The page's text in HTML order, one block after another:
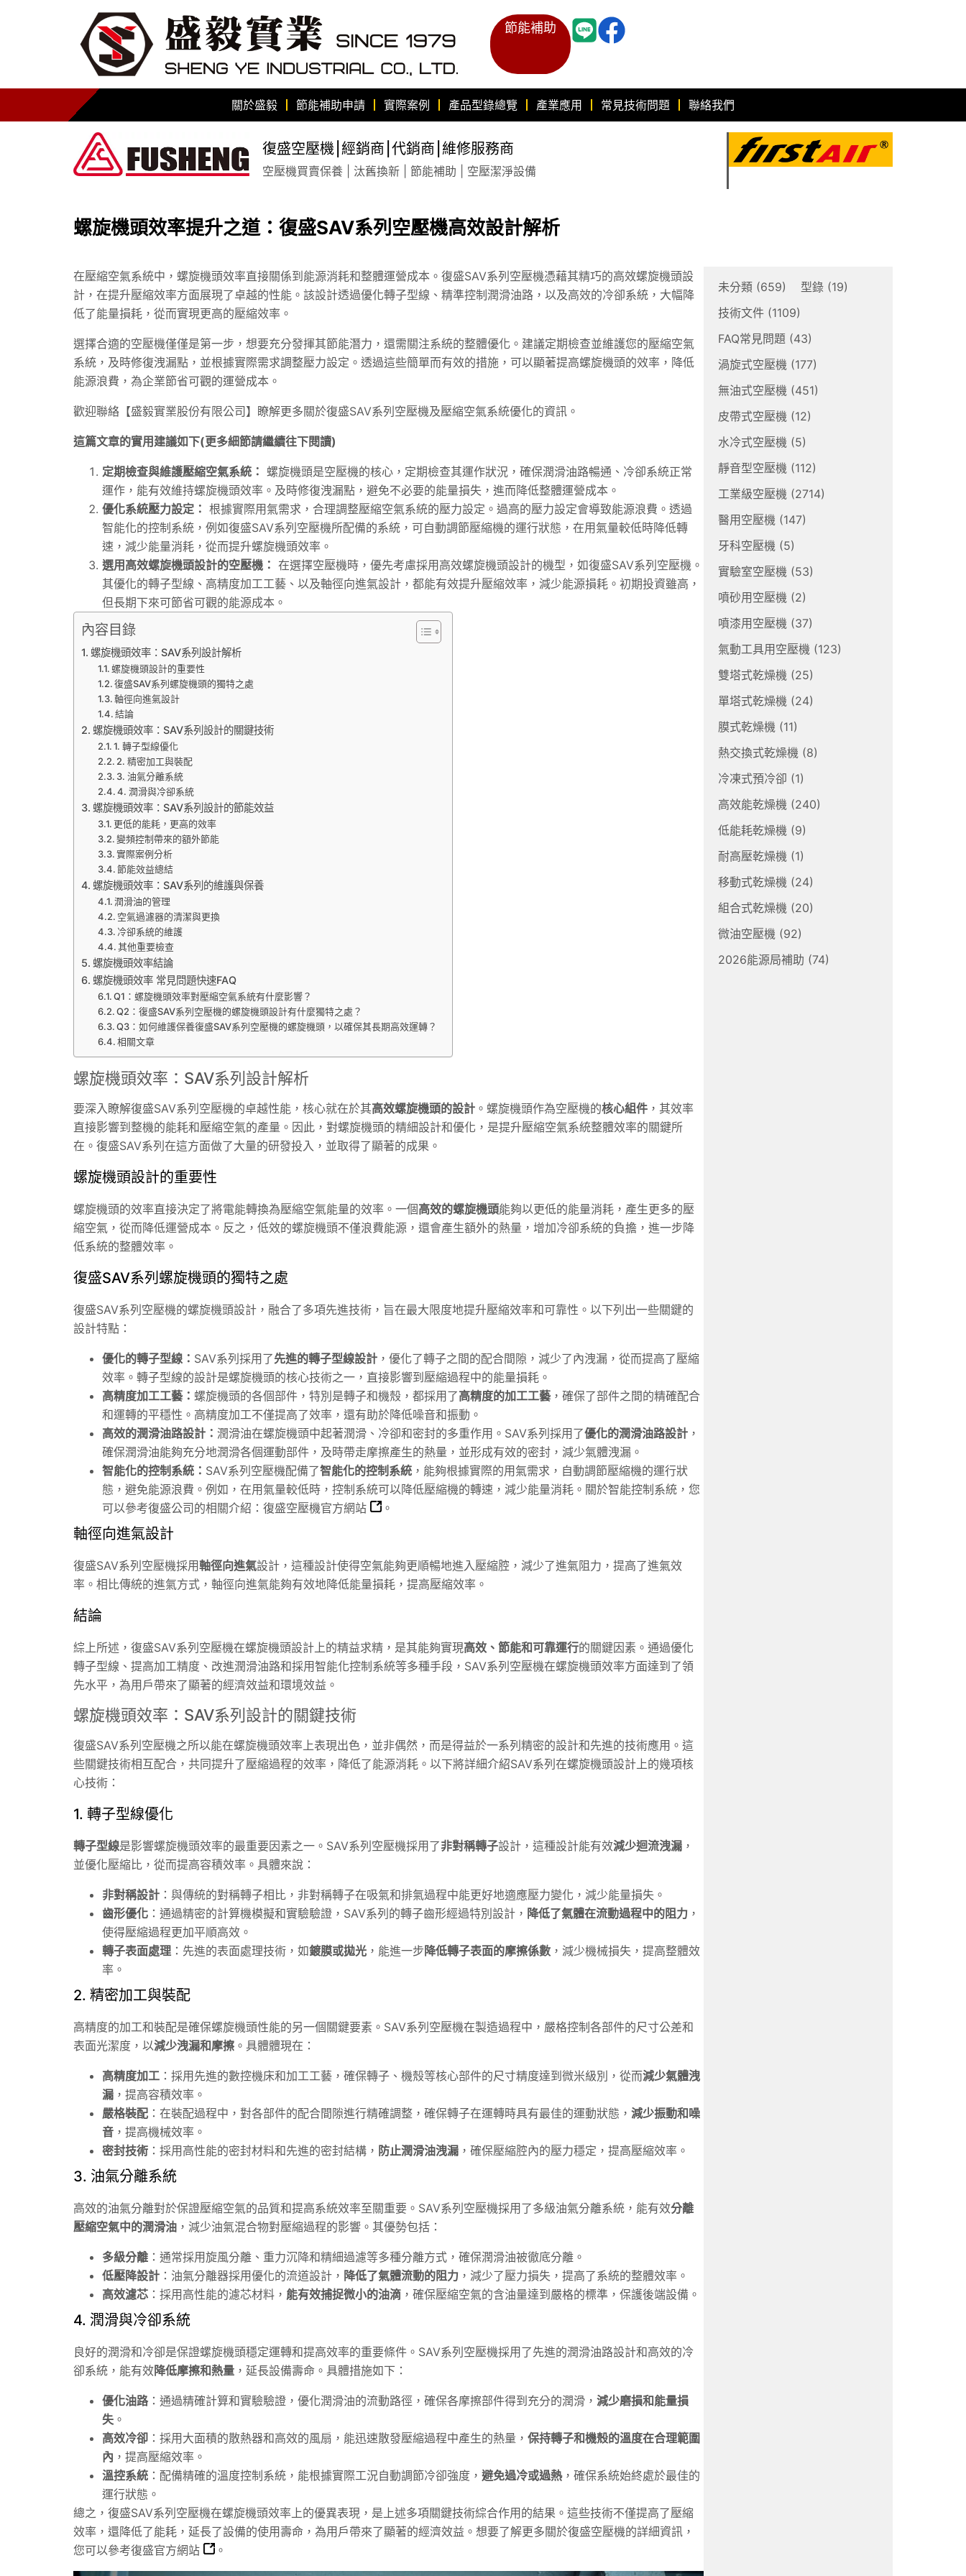
節能補助
關於盛毅 節能補助申請 實際案例 產品型錄總覽 產業應用 常見技術問題 聯絡我們
復盛空壓機⎮經銷商⎮代銷商⎮維修服務商
空壓機買賣保養 | 汰舊換新 | 節能補助 | 空壓潔淨設備
螺旋機頭效率提升之道：復盛SAV系列空壓機高效設計解析
在壓縮空氣系統中，螺旋機頭效率直接關係到能源消耗和整體運營成本。復盛SAV系列空壓機憑藉其精巧的高效螺旋機頭設
計，在提升壓縮效率方面展現了卓越的性能。該設計透過優化轉子型線、精準控制潤滑油路，以及高效的冷卻系統，大幅降
低了能量損耗，從而實現更高的壓縮效率。
選擇合適的空壓機僅僅是第一步，想要充分發揮其節能潛力，還需關注系統的整體優化。建議定期檢查並維護您的壓縮空氣
系統，及時修復洩漏點，並根據實際需求調整壓力設定。透過這些簡單而有效的措施，可以顯著提高螺旋機頭的效率，降低
能源浪費，為企業節省可觀的運營成本。
歡迎聯絡【盛毅實業股份有限公司】瞭解更多關於復盛SAV系列空壓機及壓縮空氣系統優化的資訊。
這篇文章的實用建議如下(更多細節請繼續往下閱讀)
定期檢查與維護壓縮空氣系統： 螺旋機頭是空壓機的核心，定期檢查其運作狀況，確保潤滑油路暢通、冷卻系統正常
運作，能有效維持螺旋機頭效率。及時修復洩漏點，避免不必要的能量損失，進而降低整體運營成本。
優化系統壓力設定： 根據實際用氣需求，合理調整壓縮空氣系統的壓力設定。過高的壓力設定會導致能源浪費。透過
智能化的控制系統，例如復盛SAV系列空壓機所配備的系統，可自動調節壓縮機的運行狀態，在用氣量較低時降低轉
速，減少能量消耗，從而提升螺旋機頭效率。
選用高效螺旋機頭設計的空壓機： 在選擇空壓機時，優先考慮採用高效螺旋機頭設計的機型，如復盛SAV系列空壓機。
其優化的轉子型線、高精度加工工藝、以及軸徑向進氣設計，都能有效提升壓縮效率，減少能源損耗。初期投資雖高，
但長期下來可節省可觀的能源成本。
內容目錄
螺旋機頭效率：SAV系列設計解析
螺旋機頭設計的重要性
復盛SAV系列螺旋機頭的獨特之處
軸徑向進氣設計
結論
螺旋機頭效率：SAV系列設計的關鍵技術
1. 轉子型線優化
2. 精密加工與裝配
3. 油氣分離系統
4. 潤滑與冷卻系統
螺旋機頭效率：SAV系列設計的節能效益
更低的能耗，更高的效率
變頻控制帶來的額外節能
實際案例分析
節能效益總結
螺旋機頭效率：SAV系列的維護與保養
潤滑油的管理
空氣過濾器的清潔與更換
冷卻系統的維護
其他重要檢查
螺旋機頭效率結論
螺旋機頭效率 常見問題快速FAQ
Q1：螺旋機頭效率對壓縮空氣系統有什麼影響？
Q2：復盛SAV系列空壓機的螺旋機頭設計有什麼獨特之處？
Q3：如何維護保養復盛SAV系列空壓機的螺旋機頭，以確保其長期高效運轉？
相關文章
螺旋機頭效率：SAV系列設計解析
要深入瞭解復盛SAV系列空壓機的卓越性能，核心就在於其高效螺旋機頭的設計 。螺旋機頭作為空壓機的核心組件 ，其效率
直接影響到整機的能耗和壓縮空氣的產量。因此，對螺旋機頭的精細設計和優化，是提升壓縮空氣系統整體效率的關鍵所
在。復盛SAV系列在這方面做了大量的研發投入，並取得了顯著的成果。
螺旋機頭設計的重要性
螺旋機頭的效率直接決定了將電能轉換為壓縮空氣能量的效率。一個高效的螺旋機頭能夠以更低的能量消耗，產生更多的壓
縮空氣，從而降低運營成本。反之，低效的螺旋機頭不僅浪費能源，還會產生額外的熱量，增加冷卻系統的負擔，進一步降
低系統的整體效率。
復盛SAV系列螺旋機頭的獨特之處
復盛SAV系列空壓機的螺旋機頭設計，融合了多項先進技術，旨在最大限度地提升壓縮效率和可靠性。以下列出一些關鍵的
設計特點：
優化的轉子型線： SAV系列採用了先進的轉子型線設計 ，優化了轉子之間的配合間隙，減少了內洩漏，從而提高了壓縮
效率。轉子型線的設計是螺旋機頭的核心技術之一，直接影響到壓縮過程中的能量損耗。
高精度加工工藝： 螺旋機頭的各個部件，特別是轉子和機殼，都採用了高精度的加工工藝 ，確保了部件之間的精確配合
和運轉的平穩性。高精度加工不僅提高了效率，還有助於降低噪音和振動。
高效的潤滑油路設計： 潤滑油在螺旋機頭中起著潤滑、冷卻和密封的多重作用。SAV系列採用了優化的潤滑油路設計 ，
確保潤滑油能夠充分地潤滑各個運動部件，及時帶走摩擦產生的熱量，並形成有效的密封，減少氣體洩漏。
智能化的控制系統： SAV系列空壓機配備了智能化的控制系統 ，能夠根據實際的用氣需求，自動調節壓縮機的運行狀
態，避免能源浪費。例如，在用氣量較低時，控制系統可以降低壓縮機的轉速，減少能量消耗。關於智能控制系統，您
可以參考復盛公司的相關介紹： 復盛空壓機官方網站 。
軸徑向進氣設計
復盛SAV系列空壓機採用軸徑向進氣設計，這種設計使得空氣能夠更順暢地進入壓縮腔，減少了進氣阻力，提高了進氣效
率。相比傳統的進氣方式，軸徑向進氣能夠有效地降低能量損耗，提高壓縮效率。
結論
綜上所述，復盛SAV系列空壓機在螺旋機頭設計上的精益求精，是其能夠實現高效、節能和可靠運行的關鍵因素。通過優化
轉子型線、提高加工精度、改進潤滑油路和採用智能化控制系統等多種手段，SAV系列空壓機在螺旋機頭效率方面達到了領
先水平，為用戶帶來了顯著的經濟效益和環境效益。
螺旋機頭效率：SAV系列設計的關鍵技術
復盛SAV系列空壓機之所以能在螺旋機頭效率上表現出色，並非偶然，而是得益於一系列精密的設計和先進的技術應用。這
些關鍵技術相互配合，共同提升了壓縮過程的效率，降低了能源消耗。以下將詳細介紹SAV系列在螺旋機頭設計上的幾項核
心技術：
1. 轉子型線優化
轉子型線是影響螺旋機頭效率的最重要因素之一。SAV系列空壓機採用了非對稱轉子設計，這種設計能有效減少迴流洩漏 ，
並優化壓縮比，從而提高容積效率。具體來說：
非對稱設計 ：與傳統的對稱轉子相比，非對稱轉子在吸氣和排氣過程中能更好地適應壓力變化，減少能量損失。
齒形優化 ：通過精密的計算機模擬和實驗驗證，SAV系列的轉子齒形經過特別設計， 降低了氣體在流動過程中的阻力 ，
使得壓縮過程更加平順高效。
轉子表面處理 ：先進的表面處理技術，如鍍膜或拋光 ，能進一步降低轉子表面的摩擦係數 ，減少機械損失，提高整體效
率。
2. 精密加工與裝配
高精度的加工和裝配是確保螺旋機頭性能的另一個關鍵要素。SAV系列空壓機在製造過程中，嚴格控制各部件的尺寸公差和
表面光潔度，以減少洩漏和摩擦 。具體體現在：
高精度加工 ：採用先進的數控機床和加工工藝，確保轉子、機殼等核心部件的尺寸精度達到微米級別，從而減少氣體洩
漏 ，提高容積效率。
嚴格裝配 ：在裝配過程中，對各部件的配合間隙進行精確調整，確保轉子在運轉時具有最佳的運動狀態， 減少振動和噪
音 ，提高機械效率。
密封技術 ：採用高性能的密封材料和先進的密封結構， 防止潤滑油洩漏 ，確保壓縮腔內的壓力穩定，提高壓縮效率。
3. 油氣分離系統
高效的油氣分離對於保證壓縮空氣的品質和提高系統效率至關重要。SAV系列空壓機採用了多級油氣分離系統，能有效分離
壓縮空氣中的潤滑油 ，減少油氣混合物對壓縮過程的影響。其優勢包括：
多級分離 ：通常採用旋風分離、重力沉降和精細過濾等多種分離方式，確保潤滑油被徹底分離。
低壓降設計 ：油氣分離器採用優化的流道設計， 降低了氣體流動的阻力 ，減少了壓力損失，提高了系統的整體效率。
高效濾芯 ：採用高性能的濾芯材料， 能有效捕捉微小的油滴 ，確保壓縮空氣的含油量達到嚴格的標準，保護後端設備。
4. 潤滑與冷卻系統
良好的潤滑和冷卻是保證螺旋機頭穩定運轉和提高效率的重要條件。SAV系列空壓機採用了先進的潤滑油路設計和高效的冷
卻系統，能有效降低摩擦和熱量 ，延長設備壽命。具體措施如下：
優化油路：通過精確計算和實驗驗證，優化潤滑油的流動路徑，確保各摩擦部件得到充分的潤滑， 減少磨損和能量損
失 。
高效冷卻 ：採用大面積的散熱器和高效的風扇，能迅速散發壓縮過程中產生的熱量， 保持轉子和機殼的溫度在合理範圍
內 ，提高壓縮效率。
溫控系統 ：配備精確的溫度控制系統，能根據實際工況自動調節冷卻強度， 避免過冷或過熱，確保系統始終處於最佳的
運行狀態。
總之，復盛SAV系列空壓機在螺旋機頭效率上的優異表現，是上述多項關鍵技術綜合作用的結果。這些技術不僅提高了壓縮
效率，還降低了能耗，延長了設備的使用壽命，為用戶帶來了顯著的經濟效益。想要了解更多關於復盛空壓機的詳細資訊，
您可以參考復盛官方網站 。
未分類 (659) 型錄 (19)
技術文件 (1109)
FAQ常見問題 (43)
渦旋式空壓機 (177)
無油式空壓機 (451)
皮帶式空壓機 (12)
水冷式空壓機 (5)
靜音型空壓機 (112)
工業級空壓機 (2714)
醫用空壓機 (147)
牙科空壓機 (5)
實驗室空壓機 (53)
噴砂用空壓機 (2)
噴漆用空壓機 (37)
氣動工具用空壓機 (123)
雙塔式乾燥機 (25)
單塔式乾燥機 (24)
膜式乾燥機 (11)
熱交換式乾燥機 (8)
冷凍式預冷卻 (1)
高效能乾燥機 (240)
低能耗乾燥機 (9)
耐高壓乾燥機 (1)
移動式乾燥機 (24)
組合式乾燥機 (20)
微油空壓機 (92)
2026能源局補助 (74)